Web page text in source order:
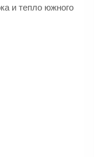
и тепло южного